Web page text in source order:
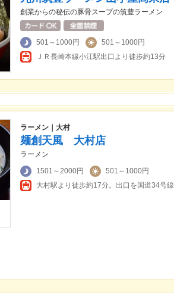
創業からの秘伝の豚骨スープの筑豊ラーメン
501～1000円
501～1000円
ＪＲ長崎本線小江駅出口より徒歩約13分
ラーメン｜大村
麺創天風 大村店
ラーメン
1501～2000円
501～1000円